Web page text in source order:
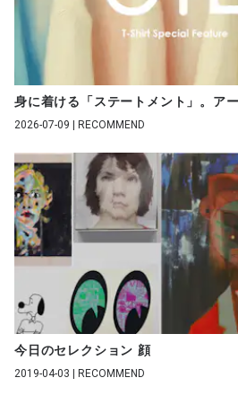
身に着ける「ステートメント」。ア
2026-07-09 | RECOMMEND
今日のセレクション 顔
2019-04-03 | RECOMMEND